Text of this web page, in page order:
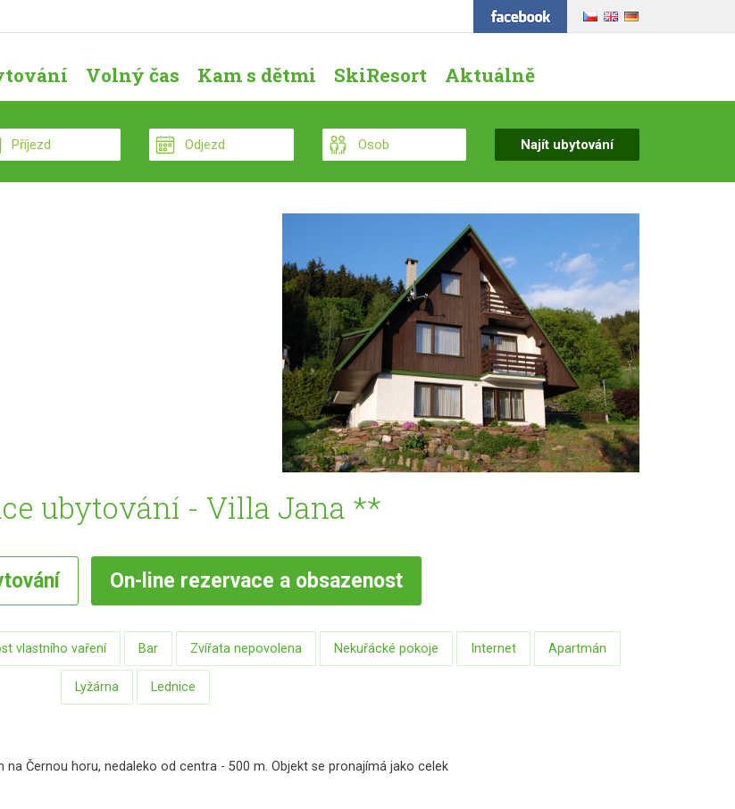
Volný čas Kam s dětmi SkiResort
Aktuálně
ubytování - Villa Jana **
On-line rezervace a obsazenost
vlastního vaření Bar Zvířata nepovolena Nekuřácké pokoje Internet Apartmán
Lyžárna Lednice
Černou horu, nedaleko od centra - 500 m. Objekt se pronajímá jako celek